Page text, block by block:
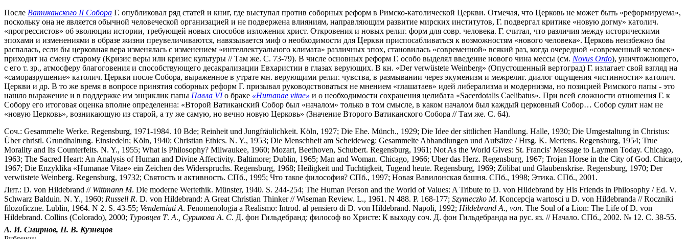
После Ватиканского II Собора Г. опубликовал ряд статей и книг, где выступал против соборных реформ в Римско-католической Церкви. Отмечая, что Церковь не может быть «реформируема»,
поскольку она не является обычной человеческой организацией и не подвержена влияниям, направляющим развитие мирских институтов, Г. подвергал критике «новую догму» католич.
«прогрессистов» об эволюции истории, требующей новых способов изложения христ. Откровения и новых религ. форм для совр. человека. Г. считал, что различия между историческими
эпохами и изменениями в образе жизни преувеличиваются, навязывается миф о необходимости для Церкви приспосабливаться к возможностям «нового человека». Церковь неизбежно бы
распалась, если бы церковная вера изменялась с изменением «интеллектуального климата» различных эпох, становилась «современной» всякий раз, когда очередной «современный человек»
приходит на смену старому (Кризис веры или кризис культуры // Там же. С. 73-79). В числе основных реформ Г. особо выделял введение нового чина мессы (см. Novus Ordo), уничтожающего,
с его т. зр., атмосферу благоговения и способствующего десакрализации Евхаристии в глазах верующих. В кн. «Der verwüstete Weinberg» (Опустошенный вертоград) Г. излагает свой взгляд на
«саморазрушение» католич. Церкви после Собора, выраженное в утрате мн. верующими религ. чувства, в размывании через экуменизм и межрелиг. диалог ощущения «истинности» католич.
Церкви и др. В то же время в вопросе принятия соборных реформ Г. призывал руководствоваться не мнением «глашатаев» идей либерализма и модернизма, но позицией Римского папы - это
нашло выражение и в поддержке им энциклик папы Павла VIо браке «Humanae vitae» и о необходимости сохранения целибата «Sacerdotalis Caelibatus». При всей сложности отношения Г. к
Собору его итоговая оценка вполне определенна: «Второй Ватиканский Собор был «началом» только в том смысле, в каком началом был каждый церковный Собор… Собор сулит нам не
«новую Церковь», возникающую из старой, а ту же самую, но вечно новую Церковь» (Значение Второго Ватиканского Собора // Там же. С. 64).
Соч.: Gesammelte Werke. Regensburg, 1971-1984. 10 Bde; Reinheit und Jungfräulichkeit. Köln, 1927; Die Ehe. Münch., 1929; Die Idee der sittlichen Handlung. Halle, 1930; Die Umgestaltung in Christus:
Über christl. Grundhaltung. Einsiedeln; Köln, 1940; Christian Ethics. N. Y., 1953; Die Menschheit am Scheideweg: Gesammelte Abhandlungen und Aufsätze / Hrsg. K. Mertens. Regensburg, 1954; True
Morality and Its Counterfeits. N. Y., 1955; What is Philosophy? Milwaukee, 1960; Mozart, Beethoven, Schubert. Regensburg, 1961; Not As the World Gives: St. Francis' Message to Laymen Today. Chicago,
1963; The Sacred Heart: An Analysis of Human and Divine Affectivity. Baltimore; Dublin, 1965; Man and Woman. Chicago, 1966; Uber das Herz. Regensburg, 1967; Trojan Horse in the City of God. Chicago,
1967; Die Enzyklika «Humanae Vitae» ein Zeichen des Widerspruchs. Regensburg, 1968; Heiligkeit und Tuchtigkeit, Tugend heute. Regensburg, 1969; Zölibat und Glaubenskrise. Regensburg, 1970; Der
verwüstete Weinberg. Regensburg, 19732; Святость и активность. СПб., 1995; Что такое философия? СПб., 1997; Новая Вавилонская башня. СПб., 1998; Этика. СПб., 2001.
Лит.: D. von Hildebrand // Wittmann M. Die moderne Wertethik. Münster, 1940. S. 244-254; The Human Person and the World of Values: A Tribute to D. von Hildebrand by His Friends in Philosophy / Ed. V.
Schwarz Balduin. N. Y., 1960; Russell R. D. von Hildebrand: A Great Christian Thinker // Wiseman Review. L., 1961. N 488. P. 168-177; Szymeczko M. Koncepcja wartosci u D. von Hildebranda // Roczniki
filozoficzne. Lublin, 1964. N 2. S. 43-55; Vendemiati A. Fenomenologia a Realismo: Introd. al pensiero di D. von Hildebrand. Napoli, 1992; Hildebrand A., von. The Soul of a Lion: The Life of D. von
Hildebrand. Collins (Colorado), 2000; Туровцев Т. А. Сурикова А. С. Д. фон Гильдебранд: философ во Христе: К выходу соч. Д. фон Гильдебранда на рус. яз. // Начало. СПб., 2002. № 12. С. 38-55.
А. И. Смирнов, П. В. Кузнецов